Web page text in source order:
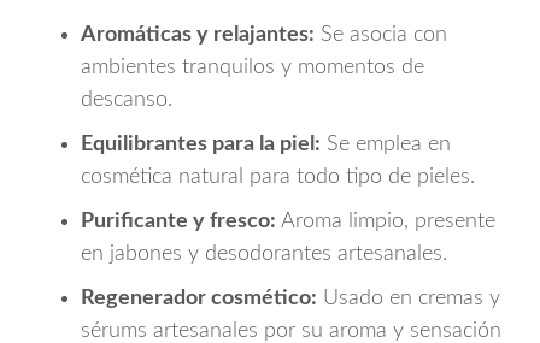
Aromáticas y relajantes: Se asocia con
ambientes tranquilos y momentos de
descanso.
Equilibrantes para la piel: Se emplea en
cosmética natural para todo tipo de pieles.
Purificante y fresco: Aroma limpio, presente
en jabones y desodorantes artesanales.
Regenerador cosmético: Usado en cremas y
sérums artesanales por su aroma y sensación